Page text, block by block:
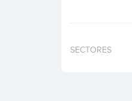
SECTORES